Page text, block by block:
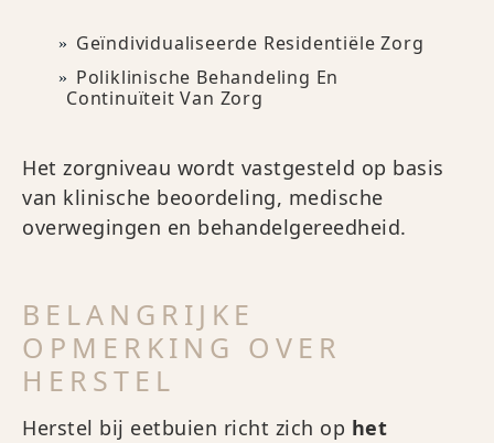
Geïndividualiseerde Residentiële Zorg
Poliklinische Behandeling En
Continuïteit Van Zorg
Het zorgniveau wordt vastgesteld op basis
van klinische beoordeling, medische
overwegingen en behandelgereedheid.
BELANGRIJKE
OPMERKING OVER
HERSTEL
Herstel bij eetbuien richt zich op het